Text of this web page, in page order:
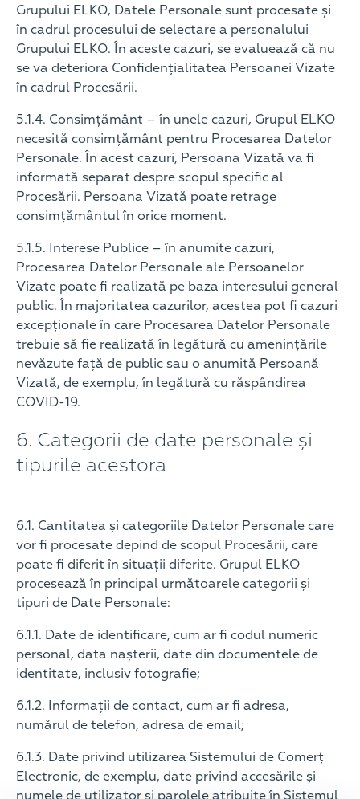
Grupului ELKO, Datele Personale sunt procesate și
în cadrul procesului de selectare a personalului
Grupului ELKO. În aceste cazuri, se evaluează că nu
se va deteriora Confidențialitatea Persoanei Vizate
în cadrul Procesării.
5.1.4. Consimțământ – în unele cazuri, Grupul ELKO
necesită consimțământ pentru Procesarea Datelor
Personale. În acest cazuri, Persoana Vizată va fi
informată separat despre scopul specific al
Procesării. Persoana Vizată poate retrage
consimțământul în orice moment.
5.1.5. Interese Publice – în anumite cazuri,
Procesarea Datelor Personale ale Persoanelor
Vizate poate fi realizată pe baza interesului general
public. În majoritatea cazurilor, acestea pot fi cazuri
excepționale în care Procesarea Datelor Personale
trebuie să fie realizată în legătură cu amenințările
nevăzute față de public sau o anumită Persoană
Vizată, de exemplu, în legătură cu răspândirea
COVID-19.
6. Categorii de date personale și
tipurile acestora
6.1. Cantitatea și categoriile Datelor Personale care
vor fi procesate depind de scopul Procesării, care
poate fi diferit în situații diferite. Grupul ELKO
procesează în principal următoarele categorii și
tipuri de Date Personale:
6.1.1. Date de identificare, cum ar fi codul numeric
personal, data nașterii, date din documentele de
identitate, inclusiv fotografie;
6.1.2. Informații de contact, cum ar fi adresa,
numărul de telefon, adresa de email;
6.1.3. Date privind utilizarea Sistemului de Comerț
Electronic, de exemplu, date privind accesările și
numele de utilizator și parolele atribuite în Sistemul